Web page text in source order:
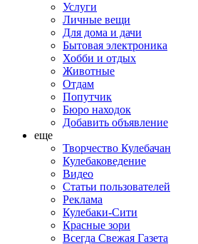
Услуги
Личные вещи
Для дома и дачи
Бытовая электроника
Хобби и отдых
Животные
Отдам
Попутчик
Бюро находок
Добавить объявление
еще
Творчество Кулебачан
Кулебаковедение
Видео
Статьи пользователей
Реклама
Кулебаки-Сити
Красные зори
Всегда Свежая Газета